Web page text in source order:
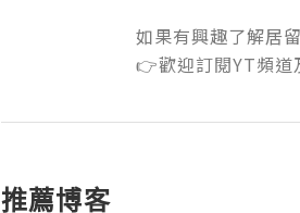
如果有興趣了解居
👉歡迎訂閱YT頻道
推薦博客